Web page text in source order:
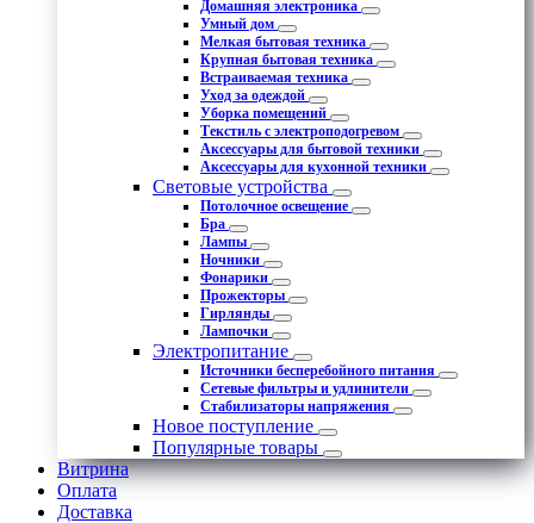
Домашняя электроника
Умный дом
Мелкая бытовая техника
Крупная бытовая техника
Встраиваемая техника
Уход за одеждой
Уборка помещений
Текстиль с электроподогревом
Аксессуары для бытовой техники
Аксессуары для кухонной техники
Световые устройства
Потолочное освещение
Бра
Лампы
Ночники
Фонарики
Прожекторы
Гирлянды
Лампочки
Электропитание
Источники бесперебойного питания
Сетевые фильтры и удлинители
Стабилизаторы напряжения
Новое поступление
Популярные товары
Витрина
Оплата
Доставка